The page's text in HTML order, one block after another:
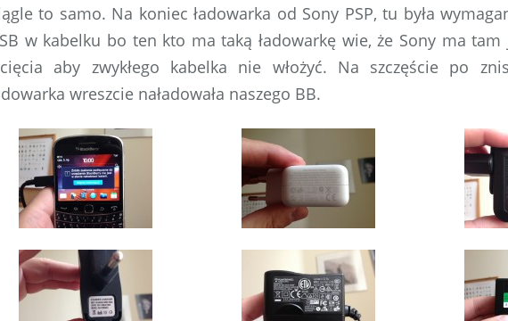
to samo. Na koniec ładowarka od Sony PSP, tu była
w kabelku bo ten kto ma taką ładowarkę wie, że Sony ma
aby zwykłego kabelka nie włożyć. Na szczęście po
wreszcie naładowała naszego BB.